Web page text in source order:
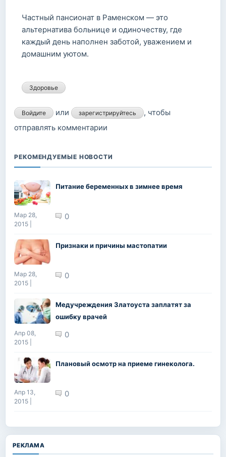
Частный пансионат в Раменском — это
альтернатива больнице и одиночеству, где
каждый день наполнен заботой, уважением и
домашним уютом.
Здоровье
Войдите или зарегистрируйтесь
, чтобы
отправлять комментарии
РЕКОМЕНДУЕМЫЕ НОВОСТИ
Питание беременных в зимнее время
Мар 28,
2015 |
0
Признаки и причины мастопатии
Мар 28,
2015 |
0
Медучреждения Златоуста заплатят за
ошибку врачей
Апр 08,
2015 |
0
Плановый осмотр на приеме гинеколога.
Апр 13,
2015 |
0
РЕКЛАМА